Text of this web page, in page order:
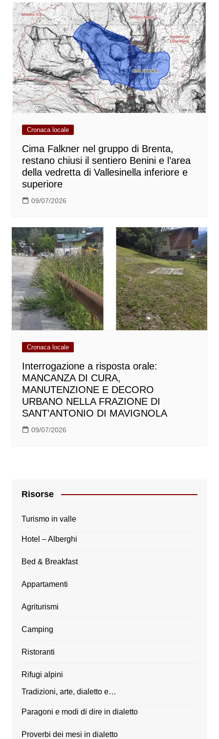
Cronaca locale
Cima Falkner nel gruppo di Brenta,
restano chiusi il sentiero Benini e l’area
della vedretta di Vallesinella inferiore e
superiore
09/07/2026
Cronaca locale
Interrogazione a risposta orale:
MANCANZA DI CURA,
MANUTENZIONE E DECORO
URBANO NELLA FRAZIONE DI
SANT’ANTONIO DI MAVIGNOLA
09/07/2026
Risorse
Turismo in valle
Hotel – Alberghi
Bed & Breakfast
Appartamenti
Agriturismi
Camping
Ristoranti
Rifugi alpini
Tradizioni, arte, dialetto e…
Paragoni e modi di dire in dialetto
Proverbi dei mesi in dialetto